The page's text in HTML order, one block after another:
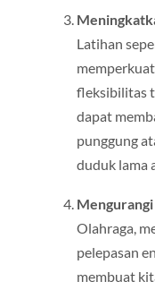
Latihan
fleksibilitas
dapat
punggung
duduk lama
Olahraga,
pelepasan
membuat